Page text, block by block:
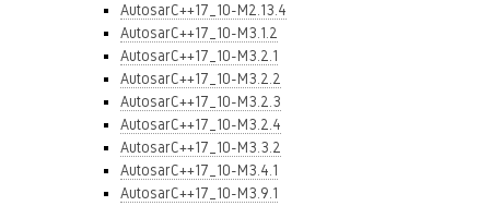
AutosarC++17_10-M2.13.4
AutosarC++17_10-M3.1.2
AutosarC++17_10-M3.2.1
AutosarC++17_10-M3.2.2
AutosarC++17_10-M3.2.3
AutosarC++17_10-M3.2.4
AutosarC++17_10-M3.3.2
AutosarC++17_10-M3.4.1
AutosarC++17_10-M3.9.1